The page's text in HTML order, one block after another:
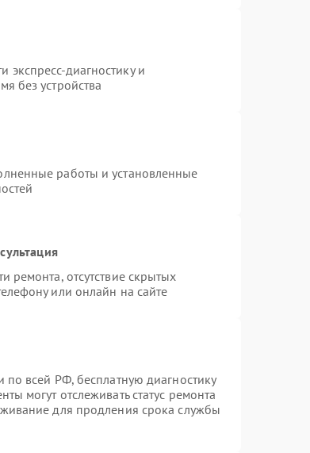
диагностику и
без устройства
работы и установленные
ремонта, отсутствие скрытых
или онлайн на сайте
по всей РФ, бесплатную диагностику
могут отслеживать статус ремонта
для продления срока службы